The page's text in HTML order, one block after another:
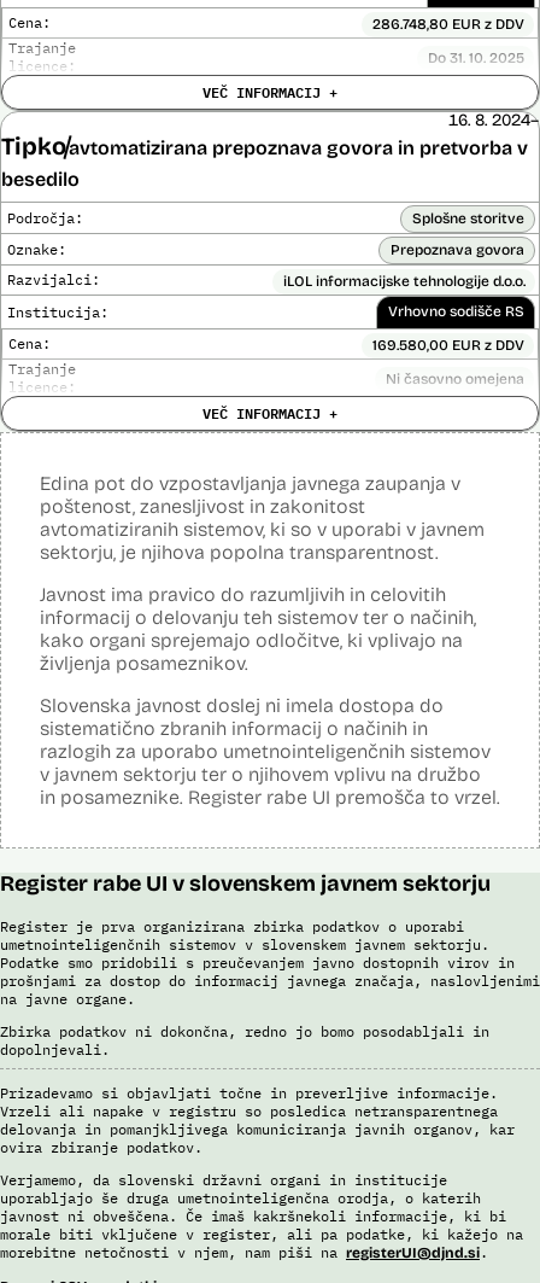
Cena: 286.748,80 EUR z DDV
Trajanje
licence:
Do 31. 10. 2025
Analiza učinka na človekove pravice
opravljena:
Ne
Posodobljeno: 30. september 2025
Razpoznavalnik govorjene slovenske besede, ki ga Državni zbor
uporablja za samodejno prepisovanje sej Državnega zbora in
delovnih teles Državnega zbora ter prepise drugih zvočnih posnetkov
iz zvočnih virov v živo in iz predhodnih posnetkov, uporablja
tehnologije, ki omogočajo pretvorbo govora v besedilo. Iz govora
razpoznajo izgovorjene besede, avtomatizirano postavljajo ločila in
analizirajo besedilo za pravilen izpis razpoznanega besedila. Za
gradnjo modelov razpoznave govora, ki se uporabljajo v Državnem
zboru, se uporabljajo tehnike strojnega učenja (globoke nevronske
mreže).
Viri:
Razpisna dokumentacija
VEČ INFORMACIJ +
Tipkoavtomatizirana prepoznava govora in pretvorba v
besedilo
16. 8. 2024–
Področja: Splošne storitve
Oznake: Prepoznava govora
Razvijalci: iLOL informacijske tehnologije d.o.o.
Institucija: Vrhovno sodišče RS
Cena: 169.580,00 EUR z DDV
Trajanje
licence:
Ni časovno omejena
Analiza učinka na človekove pravice
opravljena:
Posodobljeno: 3. december 2024
Orodje uporablja metode strojnega učenja, predvsem nevronske
mreže, z namenom učinkovite in zanesljive prepoznave govora.
Orodje prepozna različne vrste avdio datotek, izvede prepoznavanje
govora, vključno z ločitvijo na govorce, po najboljših močeh popravi
besedišče in prepis opremi z ločili.
Viri:
Dosje javnega naročila
Članek v reviji Monitor
Odgovor na zahtevo za dostop do informacij javnega značaja
VEČ INFORMACIJ +
Edina pot do vzpostavljanja javnega zaupanja v
poštenost, zanesljivost in zakonitost
avtomatiziranih sistemov, ki so v uporabi v javnem
sektorju, je njihova popolna transparentnost.
Javnost ima pravico do razumljivih in celovitih
informacij o delovanju teh sistemov ter o načinih,
kako organi sprejemajo odločitve, ki vplivajo na
življenja posameznikov.
Slovenska javnost doslej ni imela dostopa do
sistematično zbranih informacij o načinih in
razlogih za uporabo umetnointeligenčnih sistemov
v javnem sektorju ter o njihovem vplivu na družbo
in posameznike. Register rabe UI premošča to vrzel.
Register rabe UI v slovenskem javnem sektorju
Register je prva organizirana zbirka podatkov o uporabi
umetnointeligenčnih sistemov v slovenskem javnem sektorju.
Podatke smo pridobili s preučevanjem javno dostopnih virov in
prošnjami za dostop do informacij javnega značaja, naslovljenimi
na javne organe.
Zbirka podatkov ni dokončna, redno jo bomo posodabljali in
dopolnjevali.
Prizadevamo si objavljati točne in preverljive informacije.
Vrzeli ali napake v registru so posledica netransparentnega
delovanja in pomanjkljivega komuniciranja javnih organov, kar
ovira zbiranje podatkov.
Verjamemo, da slovenski državni organi in institucije
uporabljajo še druga umetnointeligenčna orodja, o katerih
javnost ni obveščena. Če imaš kakršnekoli informacije, ki bi
morale biti vključene v register, ali pa podatke, ki kažejo na
morebitne netočnosti v njem, nam piši na registerUI@djnd.si.